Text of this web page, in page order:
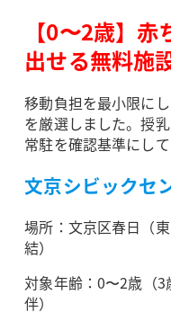
【0〜2歳】
出せる無料施
移動負担を最小限に
を厳選しました。授
常駐を確認基準にして
文京シビックセ
場所：文京区春日（
結）
対象年齢：0〜2歳（
伴）